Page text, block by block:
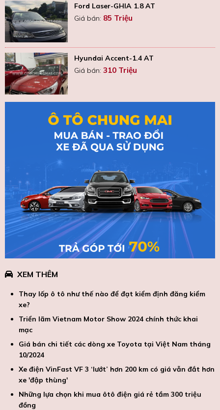
Ford Laser-GHIA 1.8 AT
Giá bán: 85 Triệu
Hyundai Accent-1.4 AT
Giá bán:310 Triệu
XEM THÊM
Thay lốp ô tô như thế nào để đạt kiểm định đăng kiểm
xe?
Triển lãm Vietnam Motor Show 2024 chính thức khai
mạc
Giá bán chi tiết các dòng xe Toyota tại Việt Nam tháng
10/2024
Xe điện VinFast VF 3 ‘lướt’ hơn 200 km có giá vẫn đắt hơn
xe 'đập thùng'
Những lựa chọn khi mua ôtô điện giá rẻ tầm 300 triệu
đồng